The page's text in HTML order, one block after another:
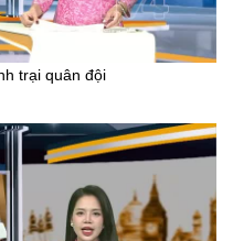
trại quân đội